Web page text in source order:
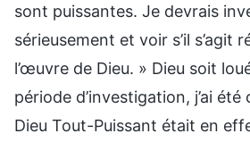
sont puissantes. Je devrais
sérieusement et voir s’il s’agit
l’œuvre de Dieu. » Dieu soit
période d’investigation, j’ai
Dieu Tout-Puissant était en